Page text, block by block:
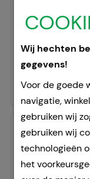
Wij hechten
gegevens!
Voor de goede
navigatie,
gebruiken wij
gebruiken wij
technologieën
het
78,24 €¹
Prijslijst:80,66 €